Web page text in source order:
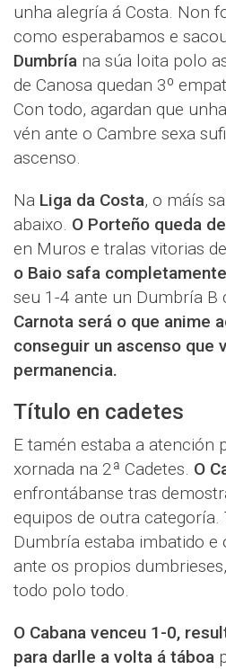
unha alegría á Costa. Non
como esperabamos e
Dumbría na súa loita polo
de Canosa quedan 3º
Con todo, agardan que
vén ante o Cambre sexa
ascenso.
Na Liga da Costa, o máís
abaixo. O Porteño queda
en Muros e tralas vitorias
o Baio safa
seu 1-4 ante un Dumbría B
Carnota será o que anime
conseguir un ascenso que
permanencia.
Título en cadetes
E tamén estaba a atención
xornada na 2ª Cadetes. O
enfrontábanse tras
equipos de outra categoría.
Dumbría estaba imbatido e
ante os propios
todo polo todo.
O Cabana venceu 1-0,
para darlle a volta á táboa